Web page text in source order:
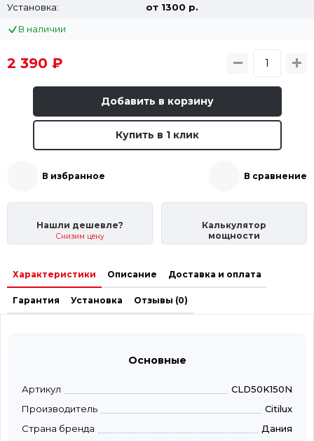
Установка:
от 1300 p.
В наличии
2 390 ₽
Добавить в корзину
Купить в 1 клик
В избранное В сравнение
Нашли дешевле?
Снизим цену
Калькулятор
мощности
Характеристики Описание Доставка и оплата
Гарантия Установка Отзывы (0)
Основные
Артикул
CLD50K150N
Производитель
Citilux
Страна бренда
Дания